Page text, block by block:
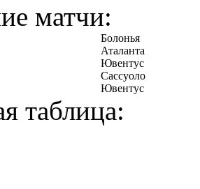
матчи:
Болонья
Аталанта
Ювентус
Сассуоло
Ювентус
таблица: